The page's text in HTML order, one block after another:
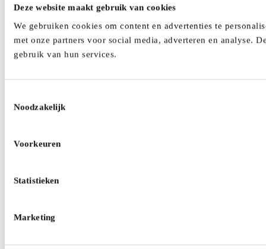
Deze website maakt gebruik van cookies
We gebruiken cookies om content en advertenties te
met onze partners voor social media, adverteren en analyse.
gebruik van hun services.
Noodzakelijk
Voorkeuren
Statistieken
Marketing